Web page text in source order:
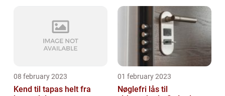
08 february 2023
Kend til tapas helt fra
01 february 2023
Nøglefri lås til